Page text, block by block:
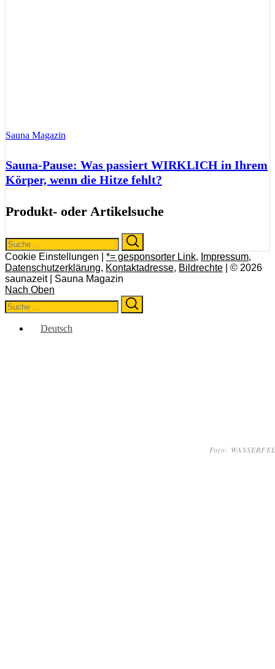
Foto:
Sauna Magazin
Sauna-Pause: Was passiert WIRKLICH in Ihrem
Körper, wenn die Hitze fehlt?
Produkt- oder Artikelsuche
Search
for:
Cookie Einstellungen | *= gesponsorter Link, Impressum,
Datenschutzerklärung, Kontaktadresse, Bildrechte | © 2026
saunazeit | Sauna Magazin
Nach Oben
Search
for:
Deutsch